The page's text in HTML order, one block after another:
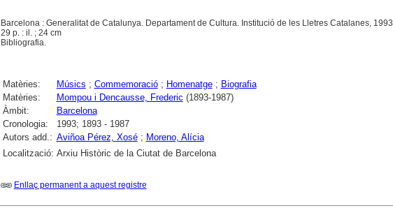
Barcelona : Generalitat de Catalunya. Departament de Cultura. Institució de les Lletres Catalanes, 1993
29 p. : il. ; 24 cm
Bibliografia.
Matèries: Músics ; Commemoració; Homenatge; Biografia
Matèries:
Mompou i Dencausse, Frederic (1893-1987)
Àmbit:
Barcelona
Cronologia:
1993; 1893 - 1987
Autors add.: Aviñoa Pérez, Xosé; Moreno, Alícia
Localització: Arxiu Històric de la Ciutat de Barcelona
Enllaç permanent a aquest registre